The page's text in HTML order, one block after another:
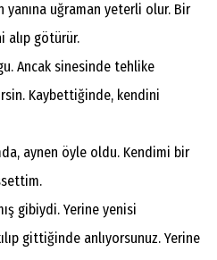
uğraman yeterli olur. Bir
alıp götürür.
sinesinde tehlike
Kaybettiğinde, kendini
aynen öyle oldu. Kendimi bir
gibiydi. Yerine yenisi
gittiğinde anlıyorsunuz. Yerine